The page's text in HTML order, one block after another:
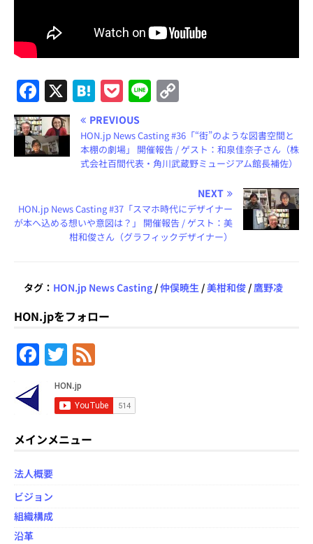
F
a
c
e
o
o
X H
at
e
n
P
o
c
k
Li
n
e p
y
n
k
PREVIOUS
HON.jp News Casting #36「“街”のような図書空間と
本棚の劇場」 開催報告 / ゲスト：和泉佳奈子さん（株
式会社百間代表・角川武蔵野ミュージアム館長補佐）
NEXT
HON.jp News Casting #37「スマホ時代にデザイナー
が本へ込める想いや意図は？」 開催報告 / ゲスト：美
柑和俊さん（グラフィックデザイナー）
タグ： HON.jp News Casting /仲俣暁生 /美柑和俊 / 鷹野凌
HON.jpをフォロー
F
a
b
o
o
k
T
w
itt
er
e
d
メインメニュー
法人概要
ビジョン
組織構成
沿革